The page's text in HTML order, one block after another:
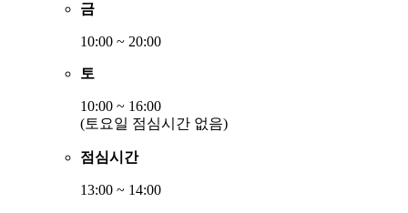
금
10:00 ~ 20:00
토
10:00 ~ 16:00
(토요일 점심시간 없음)
점심시간
13:00 ~ 14:00